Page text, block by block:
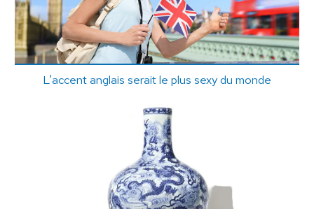
L'accent anglais serait le plus sexy du monde